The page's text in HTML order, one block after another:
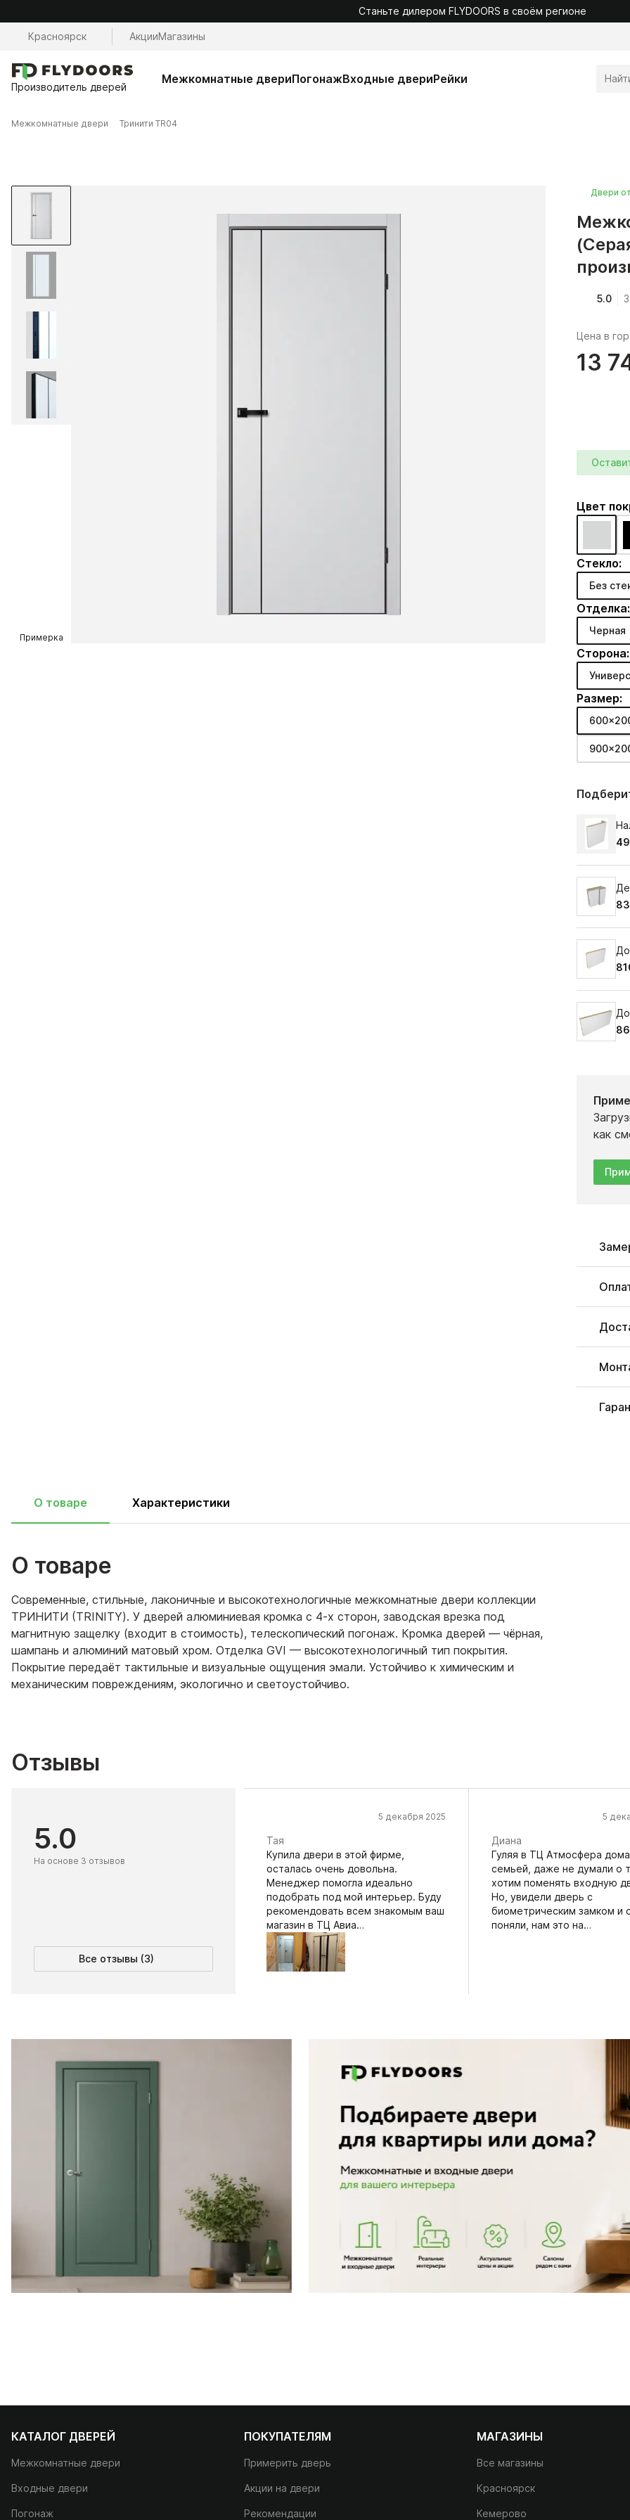
Станьте дилером FLYDOORS в своём регионе
Красноярск АкцииМагазины
Производитель дверей
Межкомнатные двериПогонажВходные двериРейки
Межкомнатные двери Тринити TR04
Примерка
Двери
5.0
Цена в
13
Цвет
Стекло:
Без
Отделка:
Черная
Сторона:
Размер:
как
Отзывы
5.0
На основе 3 отзывов
5 декабря 2025
Тая
Купила двери в этой фирме,
осталась очень довольна.
Менеджер помогла идеально
подобрать под мой интерьер. Буду
рекомендовать всем знакомым ваш
магазин в ТЦ Авиа…
5
Диана
Гуляя в ТЦ Атмосфера
семьей, даже не думали о
хотим поменять входную
Но, увидели дверь с
биометрическим замком и
поняли, нам это на…
Все отзывы (3)
О товаре Характеристики
О товаре
Современные, стильные, лаконичные и высокотехнологичные межкомнатные двери коллекции
ТРИНИТИ (TRINITY). У дверей алюминиевая кромка с 4-х сторон, заводская врезка под
магнитную защелку (входит в стоимость), телескопический погонаж. Кромка дверей — чёрная,
шампань и алюминий матовый хром. Отделка GVI — высокотехнологичный тип покрытия.
Покрытие передаёт тактильные и визуальные ощущения эмали. Устойчиво к химическим и
механическим повреждениям, экологично и светоустойчиво.
КАТАЛОГ ДВЕРЕЙ
Межкомнатные двери
Входные двери
Погонаж
ПОКУПАТЕЛЯМ
Примерить дверь
Акции на двери
Рекомендации
МАГАЗИНЫ
Все магазины
Красноярск
Кемерово